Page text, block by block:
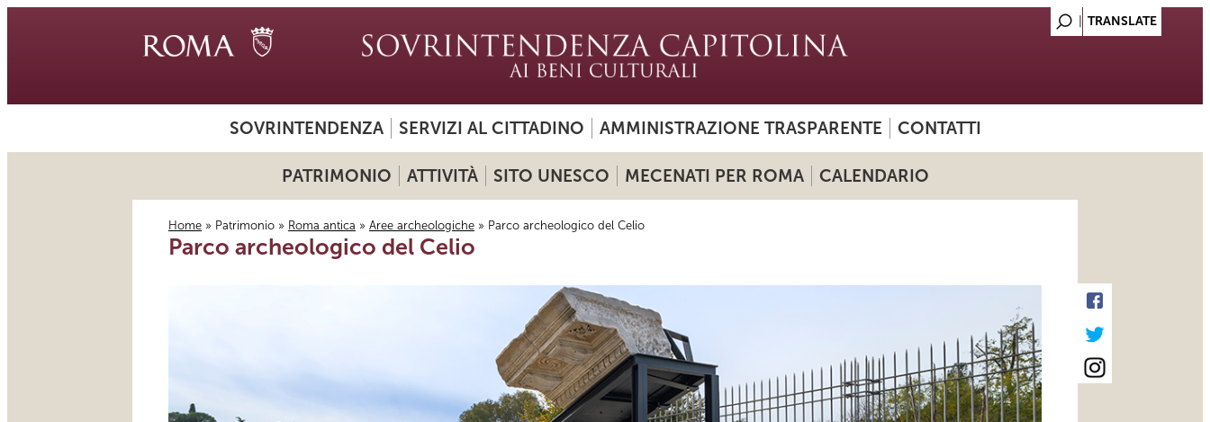
SOVRINTENDENZA SERVIZI AL CITTADINO AMMINISTRAZIONE TRASPARENTE CONTATTI
PATRIMONIO ATTIVITÀ SITO UNESCO MECENATI PER ROMA CALENDARIO
Tu sei qui
Home » Patrimonio » Roma antica » Aree archeologiche » Parco archeologico del Celio
Parco archeologico del Celio